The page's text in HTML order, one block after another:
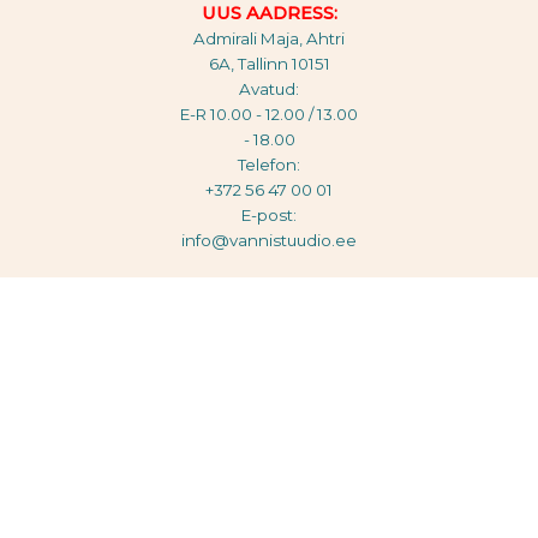
UUS AADRESS:
Admirali Maja, Ahtri
6A, Tallinn 10151
Avatud:
E-R 10.00 - 12.00 / 13.00
- 18.00
Telefon:
+372 56 47 00 01
E-post:
info@vannistuudio.ee